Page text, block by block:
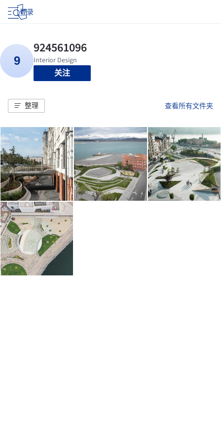
登录
关注
整理 查看所有文件夹